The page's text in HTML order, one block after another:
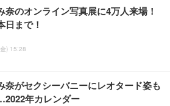
奈のオンライン写真展に4万人来場！
日まで！
) 15:28
奈がセクシーバニーにレオタード姿も
年カレンダー